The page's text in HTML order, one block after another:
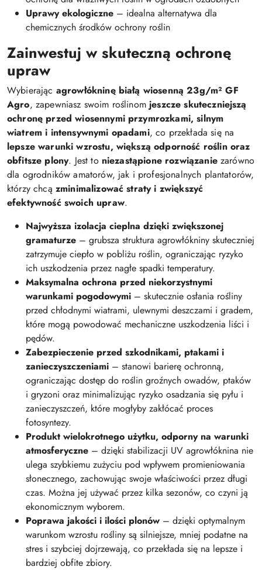
Uprawy ekologiczne – idealna alternatywa dla
chemicznych środków ochrony roślin
Zainwestuj w skuteczną ochronę
upraw
Wybierając agrowłókninę białą wiosenną 23g/m² GF
Agro, zapewniasz swoim roślinomjeszcze skuteczniejszą
ochronę przed wiosennymi przymrozkami, silnym
wiatrem i intensywnymi opadami, co przekłada się na
lepsze warunki wzrostu, większą odporność roślin oraz
obfitsze plony. Jest to niezastąpione rozwiązaniezarówno
dla ogrodników amatorów, jak i profesjonalnych plantatorów,
którzy chcą zminimalizować straty i zwiększyć
efektywność swoich upraw.
Najwyższa izolacja cieplna dzięki zwiększonej
gramaturze – grubsza struktura agrowłókniny skuteczniej
zatrzymuje ciepło w pobliżu roślin, ograniczając ryzyko
ich uszkodzenia przez nagłe spadki temperatury.
Maksymalna ochrona przed niekorzystnymi
warunkami pogodowymi – skutecznie osłania rośliny
przed chłodnymi wiatrami, ulewnymi deszczami i gradem,
które mogą powodować mechaniczne uszkodzenia liści i
pędów.
Zabezpieczenie przed szkodnikami, ptakami i
zanieczyszczeniami – stanowi barierę ochronną,
ograniczając dostęp do roślin groźnych owadów, ptaków
i gryzoni oraz minimalizując ryzyko osadzania się pyłu i
zanieczyszczeń, które mogłyby zakłócać proces
fotosyntezy.
Produkt wielokrotnego użytku, odporny na warunki
atmosferyczne – dzięki stabilizacji UV agrowłóknina nie
ulega szybkiemu zużyciu pod wpływem promieniowania
słonecznego, zachowując swoje właściwości przez długi
czas. Można jej używać przez kilka sezonów, co czyni ją
ekonomicznym wyborem.
Poprawa jakości i ilości plonów – dzięki optymalnym
warunkom wzrostu rośliny są silniejsze, mniej podatne na
stres i szybciej dojrzewają, co przekłada się na lepsze i
bardziej obfite zbiory.